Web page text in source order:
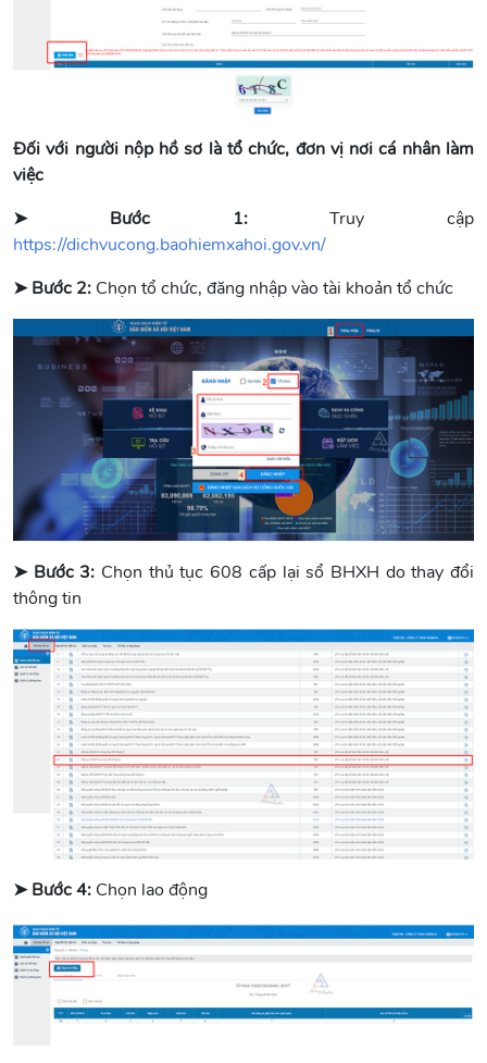
Đối với người nộp hồ sơ là tổ chức, đơn vị nơi cá nhân làm
việc
➤ Bước 1:Truy cập
https://dichvucong.baohiemxahoi.gov.vn/
➤ Bước 2: Chọn tổ chức, đăng nhập vào tài khoản tổ chức
➤ Bước 3: Chọn thủ tục 608 cấp lại sổ BHXH do thay đổi
thông tin
➤ Bước 4: Chọn lao động